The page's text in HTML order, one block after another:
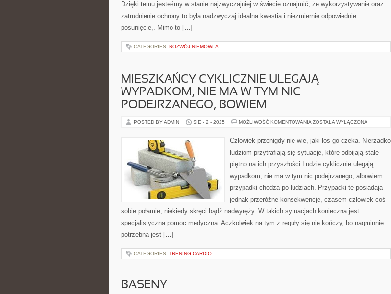
Dzięki temu jesteśmy w stanie najzwyczajniej w świecie oznajmić, że wykorzystywanie oraz
zatrudnienie ochrony to była nadzwyczaj idealna kwestia i niezmiernie odpowiednie
posunięcie,. Mimo to […]
CATEGORIES: ROZWÓJ NIEMOWLĄT
MIESZKAŃCY CYKLICZNIE ULEGAJĄ
WYPADKOM, NIE MA W TYM NIC
PODEJRZANEGO, BOWIEM
POSTED BY ADMIN SIE - 2 - 2025 MOŻLIWOŚĆ KOMENTOWANIA MIESZKAŃCY
WYPADKOM,
NIE
W
NIC
BOWIEM
ZOSTAŁA WYŁĄCZONA
Człowiek przenigdy nie wie, jaki los go czeka. Nierzadko
ludziom przytrafiają się sytuacje, które odbijają stałe
piętno na ich przyszłości Ludzie cyklicznie ulegają
wypadkom, nie ma w tym nic podejrzanego, albowiem
przypadki chodzą po ludziach. Przypadki te posiadają
jednak przeróżne konsekwencje, czasem człowiek coś
sobie połamie, niekiedy skręci bądź nadwyręży. W takich sytuacjach konieczna jest
specjalistyczna pomoc medyczna. Aczkolwiek na tym z reguły się nie kończy, bo nagminnie
potrzebna jest […]
CATEGORIES: TRENING CARDIO
BASENY